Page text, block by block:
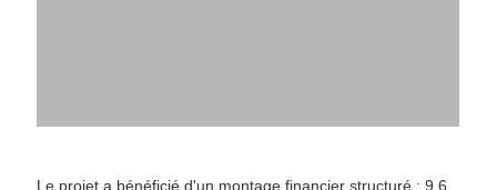
Le projet a bénéficié d'un montage financier structuré : 9,6